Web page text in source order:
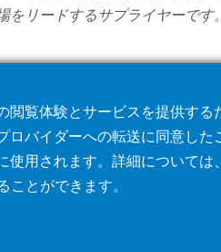
リードするサプライヤーです。
覧体験とサービスを提供す
ロバイダーへの転送に同意し
使用されます。詳細については
ことができます。